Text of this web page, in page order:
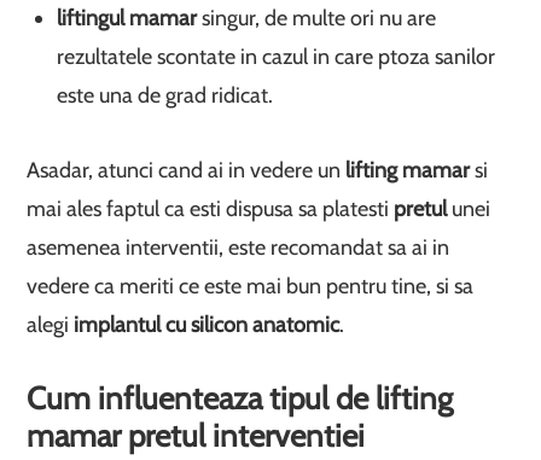
liftingul mamarsingur, de multe ori nu are
rezultatele scontate in cazul in care ptoza sanilor
este una de grad ridicat.
Asadar, atunci cand ai in vedere un lifting mamarsi
mai ales faptul ca esti dispusa sa platesti pretulunei
asemenea interventii, este recomandat sa ai in
vedere ca meriti ce este mai bun pentru tine, si sa
alegi implantul cu silicon anatomic.
Cum influenteaza tipul de lifting
mamar pretul interventiei